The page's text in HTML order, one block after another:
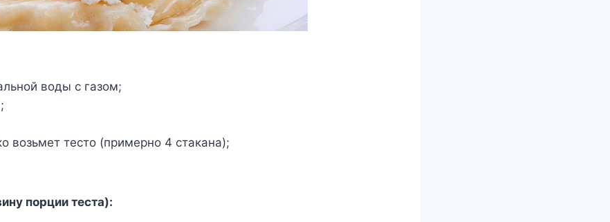
воды с газом;
возьмет тесто (примерно 4 стакана);
порции теста):